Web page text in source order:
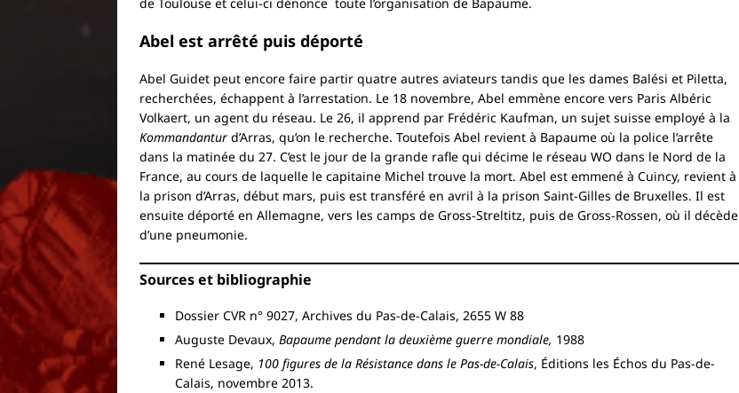
Abel est arrêté puis déporté
Abel Guidet peut encore faire partir quatre autres aviateurs tandis que les dames Balési et Piletta,
recherchées, échappent à l’arrestation. Le 18 novembre, Abel emmène encore vers Paris Albéric
Volkaert, un agent du réseau. Le 26, il apprend par Frédéric Kaufman, un sujet suisse employé à la
Kommandantur d’Arras, qu’on le recherche. Toutefois Abel revient à Bapaume où la police l’arrête
dans la matinée du 27. C’est le jour de la grande rafle qui décime le réseau WO dans le Nord de la
France, au cours de laquelle le capitaine Michel trouve la mort. Abel est emmené à Cuincy, revient à
la prison d’Arras, début mars, puis est transféré en avril à la prison Saint-Gilles de Bruxelles. Il est
ensuite déporté en Allemagne, vers les camps de Gross-Streltitz, puis de Gross-Rossen, où il décède
d’une pneumonie.
Sources et bibliographie
Dossier CVR n° 9027, Archives du Pas-de-Calais, 2655 W 88
Auguste Devaux, Bapaume pendant la deuxième guerre mondiale, 1988
René Lesage, 100 figures de la Résistance dans le Pas-de-Calais, Éditions les Échos du Pas-de-
Calais, novembre 2013.